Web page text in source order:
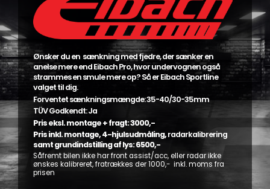
Ønsker du en sænkning med fjedre, der sænker en
anelse mere end Eibach Pro, hvor undervognen også
strammes en smule mere op? Så er Eibach Sportline
valget til dig.
Forventet sænkningsmængde: 35-40/30-35mm
TÜV Godkendt: Ja
Pris eksl. montage + fragt: 3000,-
Pris inkl. montage, 4-hjulsudmåling,radarkalibrering
samt grundindstilling af lys: 6500,-
Såfremt bilen ikke har front assist/acc, eller radar ikke
ønskes kalibreret, fratrækkes der 1000,- inkl. moms fra
prisen